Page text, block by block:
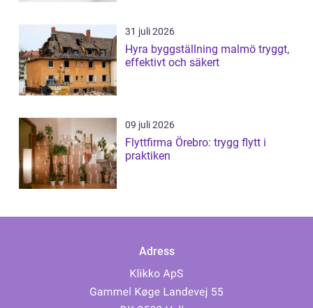
31 juli 2026
Hyra byggställning malmö tryggt,
effektivt och säkert
09 juli 2026
Flyttfirma Örebro: trygg flytt i
praktiken
Adress